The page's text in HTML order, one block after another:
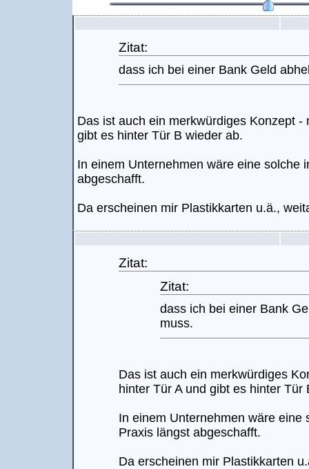
Zitat:
dass ich bei einer Bank Geld
Das ist auch ein merkwürdiges Konzept -
gibt es hinter Tür B wieder ab.
In einem Unternehmen wäre eine solche
abgeschafft.
Da erscheinen mir Plastikkarten u.ä.,
Zitat:
Zitat:
dass ich bei einer Bank
muss.
Das ist auch ein merkwürdiges
hinter Tür A und gibt es hinter Tür
In einem Unternehmen wäre eine
Praxis längst abgeschafft.
Da erscheinen mir Plastikkarten